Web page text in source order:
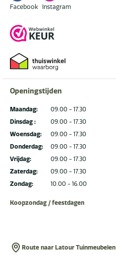
Facebook Instagram
Openingstijden
Maandag:
Dinsdag :
Woensdag:
Donderdag:
Vrijdag:
Zaterdag:
Zondag:
09.00 - 17.30
09.00 - 17.30
09.00 - 17.30
09.00 - 17.30
09.00 - 17.30
09.00 - 17.30
10.00 - 16.00
Koopzondag / feestdagen
Route naar Latour Tuinmeubelen